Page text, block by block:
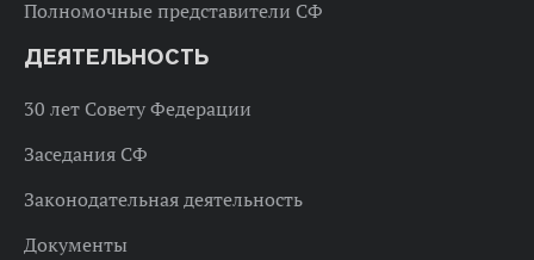
Полномочные представители СФ
ДЕЯТЕЛЬНОСТЬ
30 лет Совету Федерации
Заседания СФ
Законодательная деятельность
Документы